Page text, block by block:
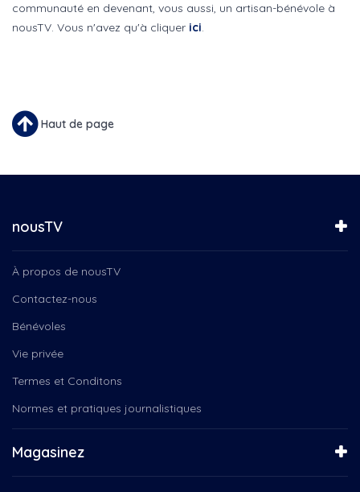
communauté en devenant, vous aussi, un artisan-bénévole à
nousTV. Vous n'avez qu'à cliquer ici.
Haut de page
nousTV
À propos de nousTV
Contactez-nous
Bénévoles
Vie privée
Termes et Conditons
Normes et pratiques journalistiques
Magasinez